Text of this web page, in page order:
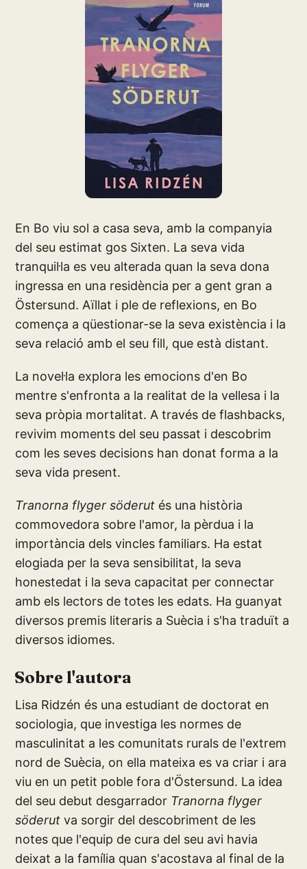
En Bo viu sol a casa seva, amb la companyia
del seu estimat gos Sixten. La seva vida
tranquil·la es veu alterada quan la seva dona
ingressa en una residència per a gent gran a
Östersund. Aïllat i ple de reflexions, en Bo
comença a qüestionar-se la seva existència i la
seva relació amb el seu fill, que està distant.
La novel·la explora les emocions d'en Bo
mentre s'enfronta a la realitat de la vellesa i la
seva pròpia mortalitat. A través de flashbacks,
revivim moments del seu passat i descobrim
com les seves decisions han donat forma a la
seva vida present.
Tranorna flyger söderut és una història
commovedora sobre l'amor, la pèrdua i la
importància dels vincles familiars. Ha estat
elogiada per la seva sensibilitat, la seva
honestedat i la seva capacitat per connectar
amb els lectors de totes les edats. Ha guanyat
diversos premis literaris a Suècia i s'ha traduït a
diversos idiomes.
Sobre l'autora
Lisa Ridzén és una estudiant de doctorat en
sociologia, que investiga les normes de
masculinitat a les comunitats rurals de l'extrem
nord de Suècia, on ella mateixa es va criar i ara
viu en un petit poble fora d'Östersund. La idea
del seu debut desgarrador Tranorna flyger
söderut va sorgir del descobriment de les
notes que l'equip de cura del seu avi havia
deixat a la família quan s'acostava al final de la